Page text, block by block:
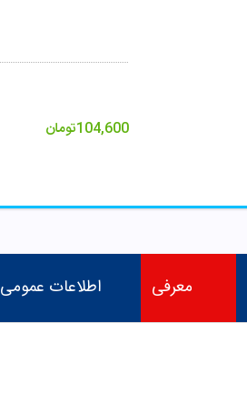
104,600تومان
معرفی اطلاعات عمومی